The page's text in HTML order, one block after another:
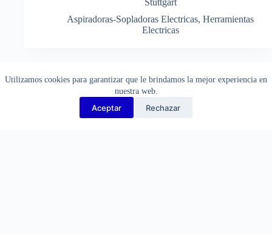
Utilizamos cookies para garantizar que le brindamos la mejor experiencia en
nuestra web.
Aceptar Rechazar
Stuttgart
Aspiradoras-Sopladoras Electricas, Herramientas
Electricas
¡Consulte por descuentos!